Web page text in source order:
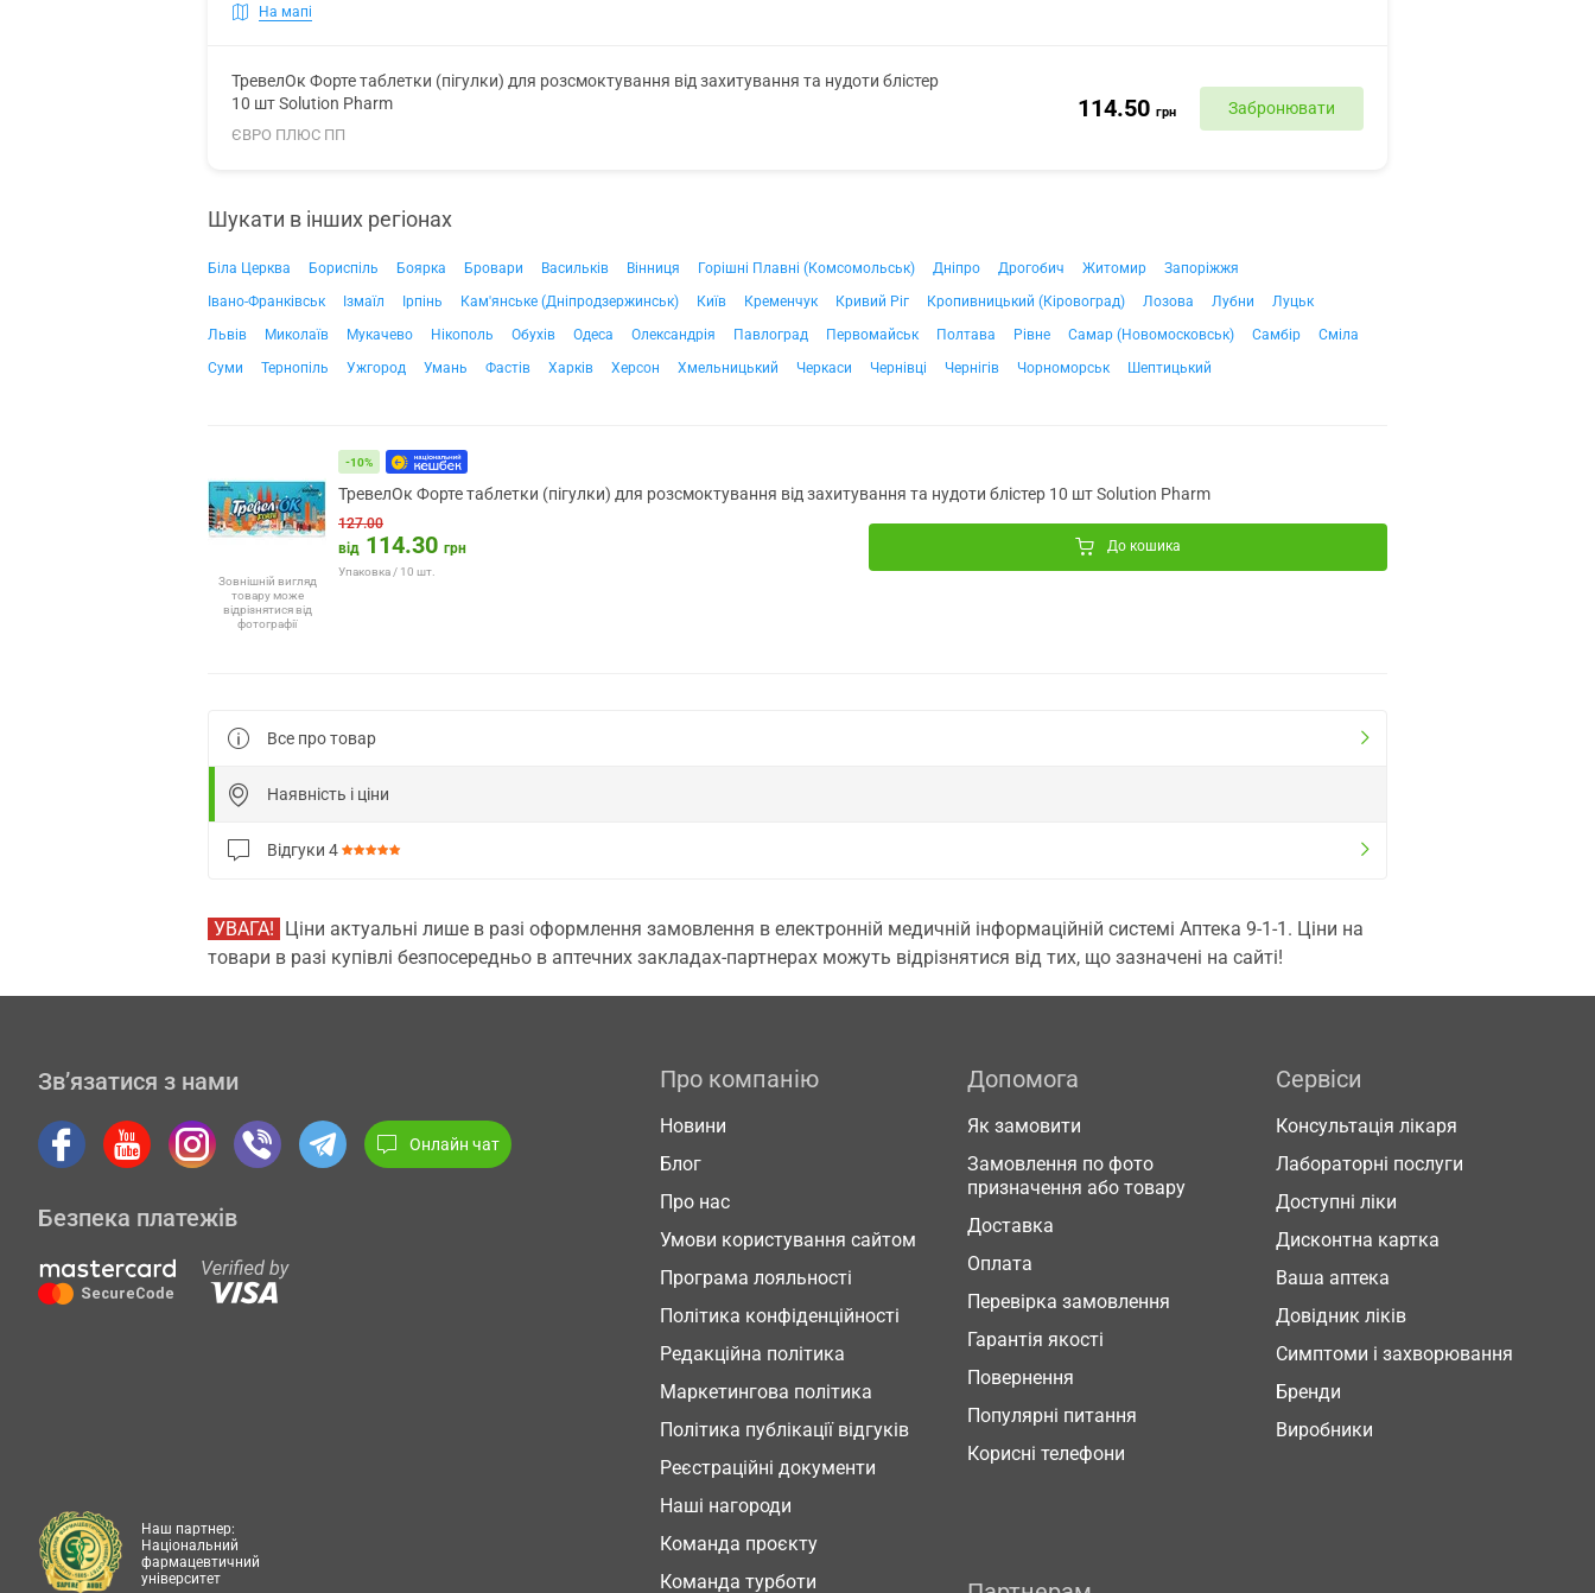
На мапі
ТревелОк Форте таблетки (пігулки) для розсмоктування від захитування та нудоти блістер
10 шт Solution Pharm
ЄВРО ПЛЮС ПП
114.50 грн Забронювати
Шукати в інших регіонах
Біла Церква Бориспіль Боярка Бровари Васильків Вінниця Горішні Плавні (Комсомольськ) Дніпро Дрогобич Житомир
Запоріжжя
Івано-Франківськ
Ізмаїл Ірпінь Кам'янське (Дніпродзержинськ) Київ Кременчук Кривий Ріг Кропивницький (Кіровоград) Лозова Лубни
Луцьк
Львів
Миколаїв Мукачево Нікополь Обухів Одеса Олександрія Павлоград Первомайськ Полтава Рівне Самар (Новомосковськ) Самбір
Сміла
Суми
Тернопіль Ужгород Умань Фастів Харків Херсон Хмельницький Черкаси Чернівці Чернігів Чорноморськ Шептицький
Зовнішній вигляд
товару може
відрізнятися від
фотографії
-10%
ТревелОк Форте таблетки (пігулки) для розсмоктування від захитування та нудоти блістер 10 шт Solution Pharm
127.00
від 114.30 грн
Упаковка / 10 шт.
До кошика
Все про товар
Наявність і ціни
Відгуки 4
УВАГА! Ціни актуальні лише в разі оформлення замовлення в електронній медичній інформаційній системі Аптека 9-1-1. Ціни на
товари в разі купівлі безпосередньо в аптечних закладах-партнерах можуть відрізнятися від тих, що зазначені на сайті!
Зв’язатися з нами
Онлайн чат
Безпека платежів
Про компанію
Новини
Блог
Про нас
Умови користування сайтом
Програма лояльності
Політика конфіденційності
Редакційна політика
Маркетингова політика
Політика публікації відгуків
Реєстраційні документи
Наші нагороди
Команда проєкту
Команда турботи
Допомога
Як замовити
Замовлення по фото
призначення або товару
Доставка
Оплата
Перевірка замовлення
Гарантія якості
Повернення
Популярні питання
Корисні телефони
Сервіси
Консультація лікаря
Лабораторні послуги
Доступні ліки
Дисконтна картка
Ваша аптека
Довідник ліків
Симптоми і захворювання
Бренди
Виробники
Наш партнер:
Національний
фармацевтичний
університет